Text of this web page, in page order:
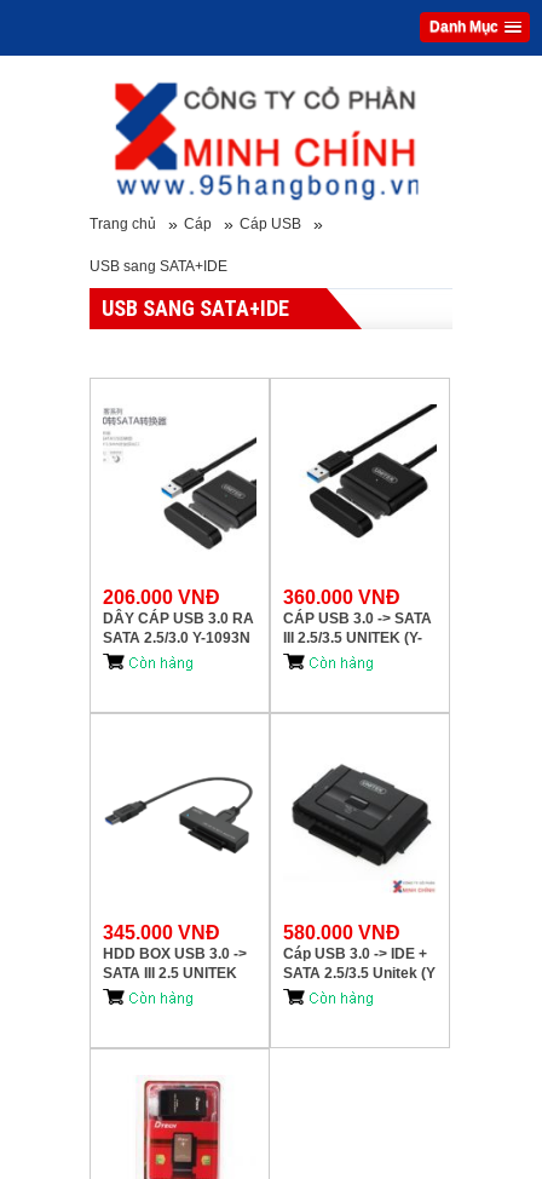
Danh Mục
Trang chủ » Cáp » Cáp USB »
USB sang SATA+IDE
USB SANG SATA+IDE
206.000 VNĐ
DÂY CÁP USB 3.0 RA
SATA 2.5/3.0 Y-1093N
UNITEK
360.000 VNĐ
CÁP USB 3.0 -> SATA
III 2.5/3.5 UNITEK (Y-
1093BK)
345.000 VNĐ
HDD BOX USB 3.0 ->
SATA III 2.5 UNITEK
(Y-1039B)
580.000 VNĐ
Cáp USB 3.0 -> IDE +
SATA 2.5/3.5 Unitek (Y
– 3322A)